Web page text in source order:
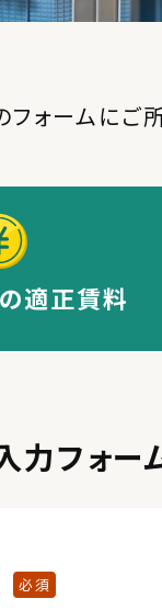
フォームにご
適正賃料
力フォー
必須